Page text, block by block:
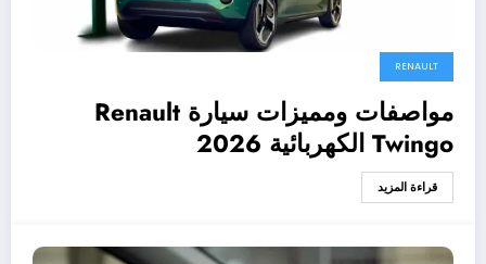
RENAULT
مواصفات ومميزات سيارة Renault
Twingo الكهربائية 2026
قراءة المزيد